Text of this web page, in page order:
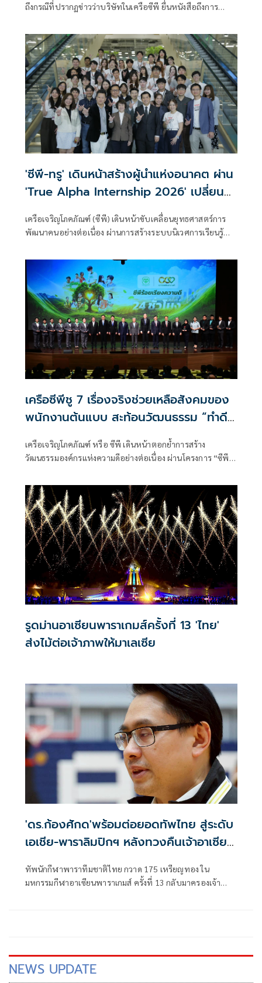
ถึงกรณีที่ปรากฏข่าวว่าบริษัทในเครือซีพี ยื่นหนังสือถึงการ
บิน ว่า เห็นว่าล่าสุดบริษัทแถลงแล้วเรื่องของสัญญาว่าจะรักษา
สถานะของเขา แต่ในส่วนของนโยบายที่รัฐบาลต้องยึดถือคือ
ต้องเป็นไปตามสัญญาและข้อตกลง รวมถึงระเบียบการจัดซื้อจัด
จ้าง
'ซีพี-ทรู' เดินหน้าสร้างผู้นำแห่งอนาคต ผ่าน
'True Alpha Internship 2026' เปลี่ยน
สนามฝึกงานสู่ Innovation Sandbox บ่ม
เพาะคนรุ่นใหม่ด้วยโจทย์ธุรกิจจริง
เครือเจริญโภคภัณฑ์ (ซีพี) เดินหน้าขับเคลื่อนยุทธศาสตร์การ
พัฒนาคนอย่างต่อเนื่อง ผ่านการสร้างระบบนิเวศการเรียนรู้
โลกธุรกิจเข้าด้วยกัน เพื่อเปิดโอกาสให้คนรุ่นใหม่ได้เรียนรู้จาก
ประสบการณ์จริง พัฒนาศักยภาพผ่านโจทย์ธุรกิจจริง และ
เติบโตสู่การเป็นผู้นำแห่งอนาคตที่สามารถสร้างคุณค่าให้แก่
องค์กร สังคม และประเทศ
เครือซีพีชู 7 เรื่องจริงช่วยเหลือสังคมของ
พนักงานต้นแบบ สะท้อนวัฒนธรรม “ทำดี
ได้ทุกวัน” มอบรางวัล “ซีพีร้อยเรียงความดี
24 ชั่วโมง” ครั้งที่ 6
เครือเจริญโภคภัณฑ์ หรือ ซีพี เดินหน้าตอกย้ำการสร้าง
วัฒนธรรมองค์กรแห่งความดีอย่างต่อเนื่อง ผ่านโครงการ “ซีพี
ทำความดี แต่ยังเป็นกลไก
รูดม่านอาเซียนพาราเกมส์ครั้งที่ 13 'ไทย'
ส่งไม้ต่อเจ้าภาพให้มาเลเซีย
'ดร.ก้องศักด'พร้อมต่อยอดทัพไทย สู่ระดับ
เอเชีย-พาราลิมปิกฯ หลังทวงคืนเจ้าอาเซียน
ทัพนักกีฬาพาราทีมชาติไทย กวาด 175 เหรียญทอง ใน
มหกรรมกีฬาอาเซียนพาราเกมส์ ครั้งที่ 13 กลับมาครองเจ้า
นครราชสีมา และยังประทับใจกระแสแฟนกีฬาตอบรับคึกคัก
NEWS UPDATE